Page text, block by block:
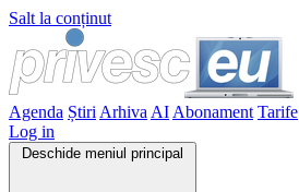
Salt la conținut
Agenda Știri Arhiva AI Abonament Tarife
Log in
Deschide meniul principal